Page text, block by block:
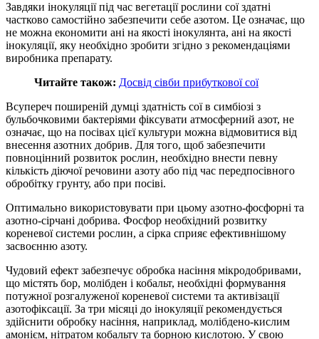
Завдяки інокуляції під час вегетації рослини сої здатні
частково самостійно забезпечити себе азотом. Це означає, що
не можна економити ані на якості інокулянта, ані на якості
інокуляції, яку необхідно зробити згідно з рекомендаціями
виробника препарату.
Читайте також: Досвід сівби прибуткової сої
Всупереч поширеній думці здатність сої в симбіозі з
бульбочковими бактеріями фіксувати атмосферний азот, не
означає, що на посівах цієї культури можна відмовитися від
внесення азотних добрив. Для того, щоб забезпечити
повноцінний розвиток рослин, необхідно внести певну
кількість діючої речовини азоту або під час передпосівного
обробітку грунту, або при посіві.
Оптимально використовувати при цьому азотно-фосфорні та
азотно-сірчані добрива. Фосфор необхідний розвитку
кореневої системи рослин, а сірка сприяє ефективнішому
засвоєнню азоту.
Чудовий ефект забезпечує обробка насіння мікродобривами,
що містять бор, молібден і кобальт, необхідні формування
потужної розгалуженої кореневої системи та активізації
азотофіксації. За три місяці до інокуляції рекомендується
здійснити обробку насіння, наприклад, молібдено-кислим
амонієм, нітратом кобальту та борною кислотою. У свою